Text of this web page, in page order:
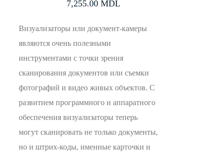
7,255.00 MDL
Визуализаторы или документ-камеры
являются очень полезными
инструментами с точки зрения
сканирования документов или съемки
фотографий и видео живых объектов. С
развитием программного и аппаратного
обеспечения визуализаторы теперь
могут сканировать не только документы,
но и штрих-коды, именные карточки и